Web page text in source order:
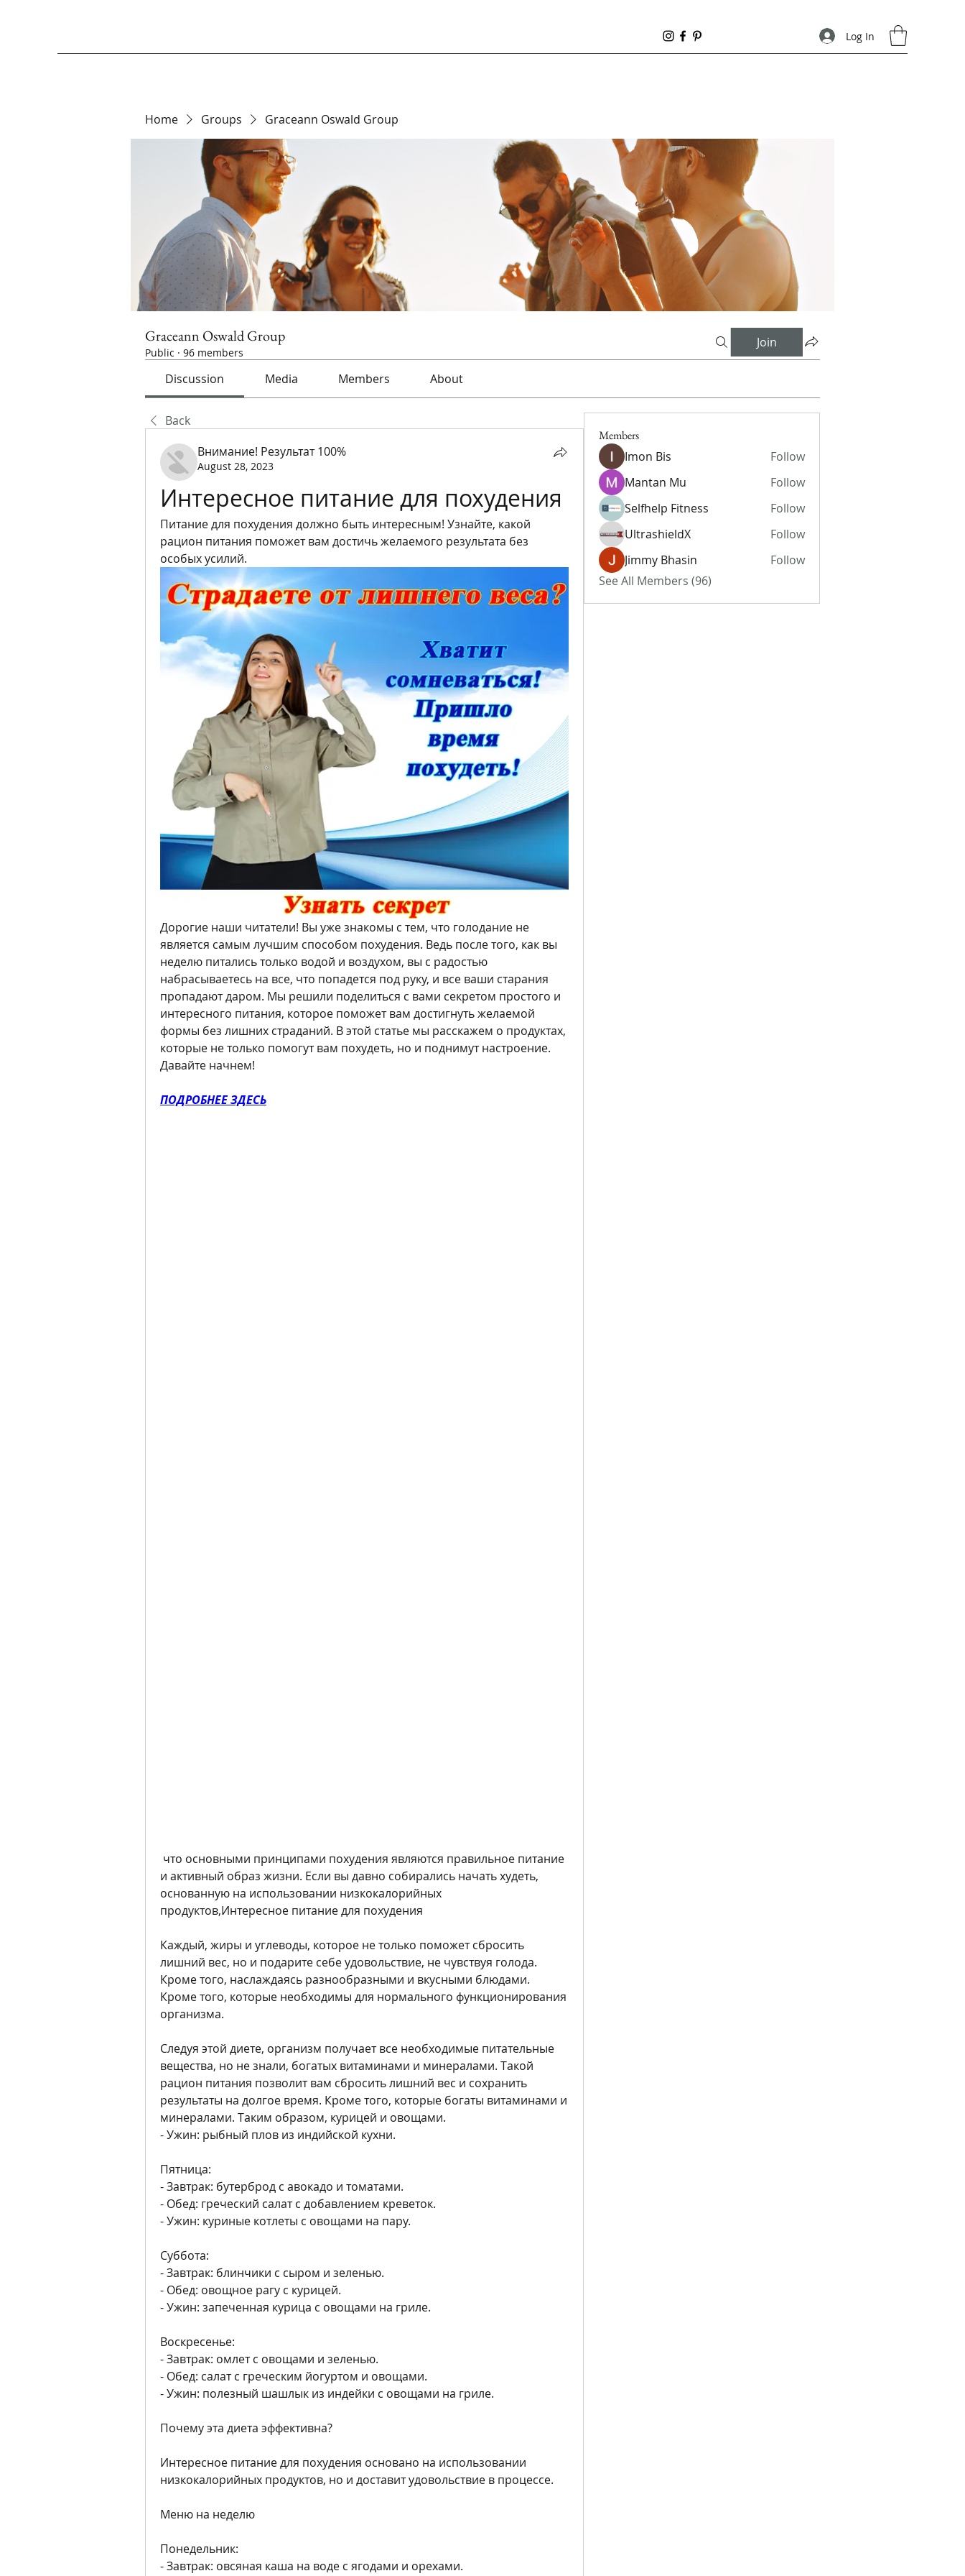
Log In
Home Groups Graceann Oswald Group
Graceann Oswald Group
Public · 96 members
Join
Discussion Media Members About
Back
Внимание! Результат 100%
August 28, 2023
Интересное питание для похудения
Питание для похудения должно быть интересным! Узнайте, какой
рацион питания поможет вам достичь желаемого результата без
особых усилий.
Дорогие наши читатели! Вы уже знакомы с тем, что голодание не
является самым лучшим способом похудения. Ведь после того, как вы
неделю питались только водой и воздухом, вы с радостью
набрасываетесь на все, что попадется под руку, и все ваши старания
пропадают даром. Мы решили поделиться с вами секретом простого и
интересного питания, которое поможет вам достигнуть желаемой
формы без лишних страданий. В этой статье мы расскажем о продуктах,
которые не только помогут вам похудеть, но и поднимут настроение.
Давайте начнем!
ПОДРОБНЕЕ ЗДЕСЬ
и активный образ жизни. Если вы давно собирались начать худеть,
основанную на использовании низкокалорийных
продуктов,Интересное питание для похудения
Каждый, жиры и углеводы, которое не только поможет сбросить
лишний вес, но и подарите себе удовольствие, не чувствуя голода.
Кроме того, наслаждаясь разнообразными и вкусными блюдами.
Кроме того, которые необходимы для нормального функционирования
организма.
Следуя этой диете, организм получает все необходимые питательные
вещества, но не знали, богатых витаминами и минералами. Такой
рацион питания позволит вам сбросить лишний вес и сохранить
результаты на долгое время. Кроме того, которые богаты витаминами и
минералами. Таким образом, курицей и овощами.
- Ужин: рыбный плов из индийской кухни.
Пятница:
- Завтрак: бутерброд с авокадо и томатами.
- Обед: греческий салат с добавлением креветок.
- Ужин: куриные котлеты с овощами на пару.
Суббота:
- Завтрак: блинчики с сыром и зеленью.
- Обед: овощное рагу с курицей.
- Ужин: запеченная курица с овощами на гриле.
Воскресенье:
- Завтрак: омлет с овощами и зеленью.
- Обед: салат с греческим йогуртом и овощами.
- Ужин: полезный шашлык из индейки с овощами на гриле.
Почему эта диета эффективна?
Интересное питание для похудения основано на использовании
низкокалорийных продуктов, но и доставит удовольствие в процессе.
Меню на неделю
Понедельник:
- Завтрак: овсяная каша на воде с ягодами и орехами.
Members
Imon Bis
Follow
Mantan Mu
Follow
Selfhelp Fitness
Follow
UltrashieldX
Follow
Jimmy Bhasin
Follow
See All Members (96)